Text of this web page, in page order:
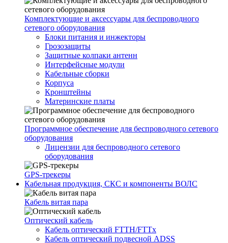
Комплектующие и аксессуары для беспроводного
сетевого оборудования
Блоки питания и инжекторы
Грозозащиты
Защитные колпаки антенн
Интерфейсные модули
Кабельные сборки
Корпуса
Кронштейны
Материнские платы
Программное обеспечение для беспроводного сетевого
оборудования
Лицензии для беспроводного сетевого
оборудования
GPS-трекеры
Кабельная продукция, СКС и компоненты ВОЛС
Кабель витая пара
Оптический кабель
Кабель оптический FTTH/FTTx
Кабель оптический подвесной ADSS